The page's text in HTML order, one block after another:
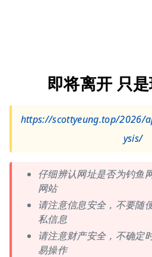
即将离开 只
https://scottyeung.top/2026/
ysis/
仔细辨认网址是否为钓鱼
网站
请注意信息安全，不要随
私信息
请注意财产安全，不确定
易操作